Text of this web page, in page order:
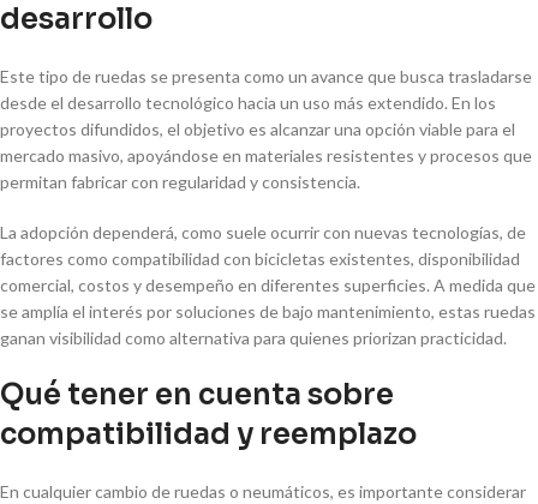
desarrollo
Este tipo de ruedas se presenta como un avance que busca trasladarse
desde el desarrollo tecnológico hacia un uso más extendido. En los
proyectos difundidos, el objetivo es alcanzar una opción viable para el
mercado masivo, apoyándose en materiales resistentes y procesos que
permitan fabricar con regularidad y consistencia.
La adopción dependerá, como suele ocurrir con nuevas tecnologías, de
factores como compatibilidad con bicicletas existentes, disponibilidad
comercial, costos y desempeño en diferentes superficies. A medida que
se amplía el interés por soluciones de bajo mantenimiento, estas ruedas
ganan visibilidad como alternativa para quienes priorizan practicidad.
Qué tener en cuenta sobre
compatibilidad y reemplazo
En cualquier cambio de ruedas o neumáticos, es importante considerar